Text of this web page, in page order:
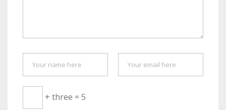
+ three = 5